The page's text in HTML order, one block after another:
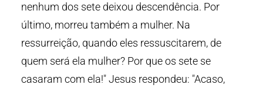
nenhum dos sete deixou descendência. Por
último, morreu também a mulher. Na
ressurreição, quando eles ressuscitarem, de
quem será ela mulher? Por que os sete se
casaram com ela!" Jesus respondeu: "Acaso,